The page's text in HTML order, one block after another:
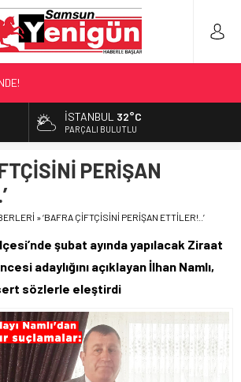
BASKINI!
İSTANBUL 32°C
PARÇALI BULUTLU
PERİŞAN
»‘BAFRA ÇİFTÇİSİNİ PERİŞAN ETTİLER!..’
şubat ayında yapılacak Ziraat
adaylığını açıklayan İlhan Namlı,
sözlerle eleştirdi